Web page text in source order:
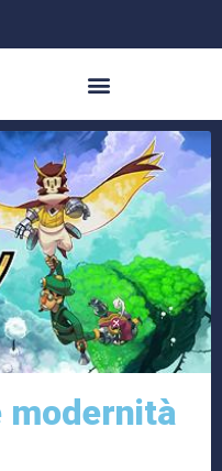
modernità